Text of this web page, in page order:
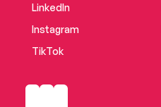
LinkedIn
Instagram
TikTok